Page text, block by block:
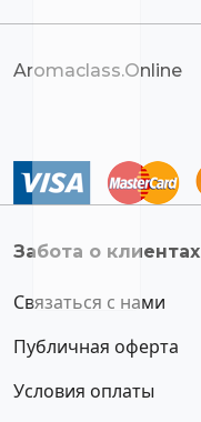
Aromaclass.Online
Забота о клиентах
Связаться с нами
Публичная оферта
Условия оплаты